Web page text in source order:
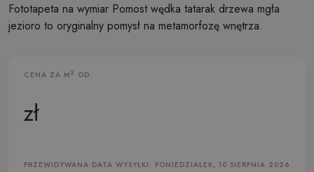
Fototapeta na wymiar Pomost wędka tatarak drzewa mgła
jezioro to oryginalny pomysł na metamorfozę wnętrza.
CENA ZA M2 OD:
zł
PRZEWIDYWANA DATA WYSYŁKI: PONIEDZIAŁEK, 10 SIERPNIA 2026